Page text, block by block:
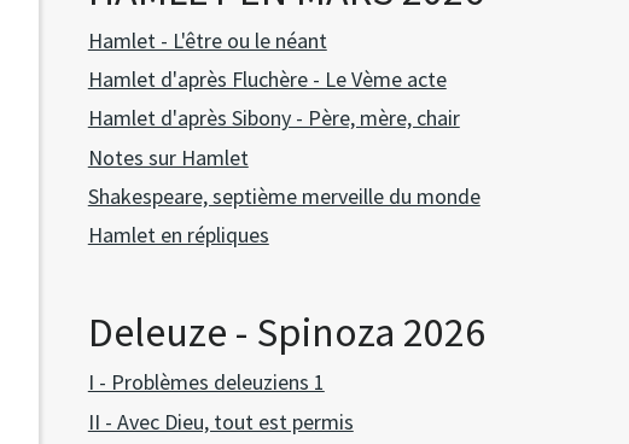
Hamlet - L'être ou le néant
Hamlet d'après Fluchère - Le Vème acte
Hamlet d'après Sibony - Père, mère, chair
Notes sur Hamlet
Shakespeare, septième merveille du monde
Hamlet en répliques
Deleuze - Spinoza 2026
I - Problèmes deleuziens 1
II - Avec Dieu, tout est permis